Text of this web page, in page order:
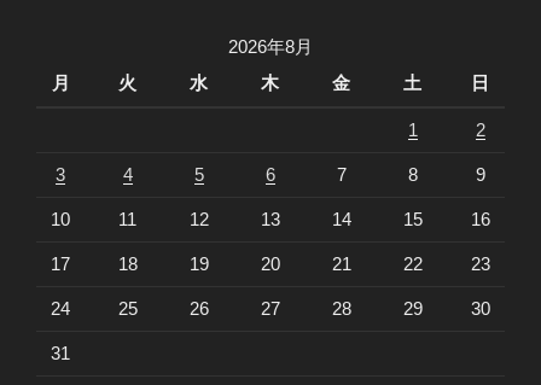
2026年8月
月
火 水 木 金 土 日
1 2
3 4 5 6 7 8 9
10 11 12 13 14 15 16
17 18 19 20 21 22 23
24 25 26 27 28 29 30
31